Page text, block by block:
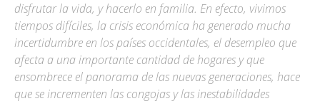
disfrutar la vida, y hacerlo en familia. En efecto, vivimos
tiempos difíciles, la crisis económica ha generado mucha
incertidumbre en los países occidentales, el desempleo que
afecta a una importante cantidad de hogares y que
ensombrece el panorama de las nuevas generaciones, hace
que se incrementen las congojas y las inestabilidades